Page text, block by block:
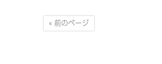
« 前のページ